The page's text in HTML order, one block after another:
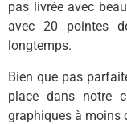
pas livrée avec
avec 20 pointes
longtemps.
Bien que pas
place dans notre
graphiques à moins